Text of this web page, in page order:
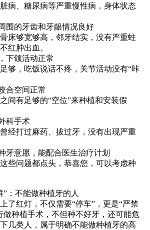
、糖尿病等严重慢性病，身体状态
的牙齿和牙龈情况良好
够宽够高，邻牙结实，没有严重蛀
红肿出血。
颌活动正常
，吃饭说话不疼，关节活动没有“咔
空间正常
有足够的“空位”来种植和安装假
科手术
打过麻药、拔过牙，没有出现严重
意愿，能配合医生治疗计划
问题都点头，恭喜您，可以考虑种
”：不能做种植牙的人
红灯，不仅需要“停车”，更是“严禁
种植手术，不但种不好牙，还可能危
几类人，属于明确不能做种植牙的高